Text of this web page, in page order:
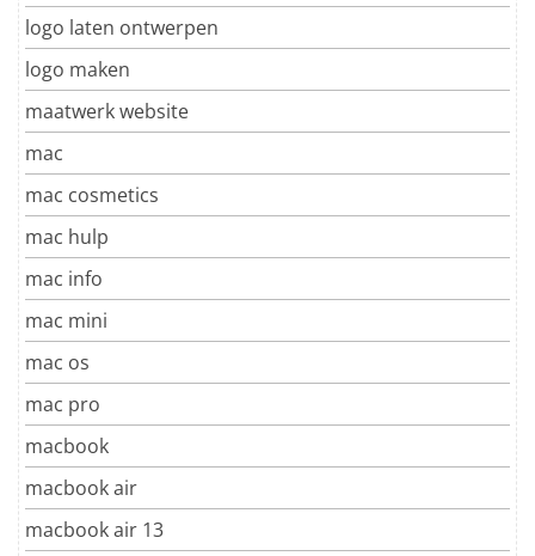
logo laten ontwerpen
logo maken
maatwerk website
mac
mac cosmetics
mac hulp
mac info
mac mini
mac os
mac pro
macbook
macbook air
macbook air 13